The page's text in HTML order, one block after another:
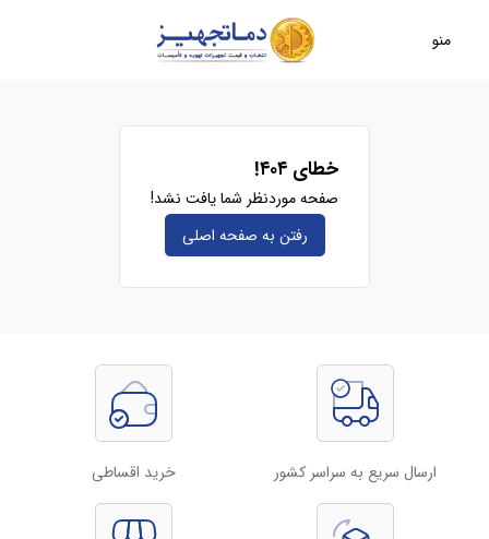
منو
خطای ۴۰۴!
صفحه موردنظر شما یافت نشد!
رفتن به صفحه‌ اصلی
ارسال سریع به سراسر کشور خرید اقساطی